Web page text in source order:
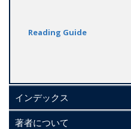
Reading Guide
インデックス
著者について